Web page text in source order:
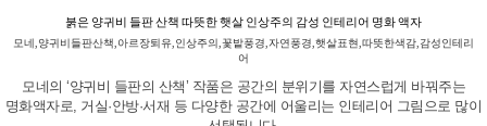
붉은 양귀비 들판 산책 따뜻한 햇살 인상주의 감성 인테리어 명화 액자
모네,양귀비들판산책,아르장퇴유,인상주의,꽃밭풍경,자연풍경,햇살표현,따뜻한색감,감성인테리
어
모네의 ‘양귀비 들판의 산책’ 작품은 공간의 분위기를 자연스럽게 바꿔주는
명화액자로, 거실·안방·서재 등 다양한 공간에 어울리는 인테리어 그림으로 많이